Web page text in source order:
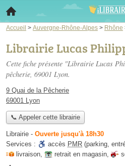
Accueil > Auvergne-Rhône-Alpes > Rhône
Librairie Lucas
Cette fiche présente "Librairie Lucas
pêcherie, 69001 Lyon.
9 Quai de la Pêcherie
69001 Lyon
📞 Appeler cette librairie
Librairie - Ouverte jusqu'à 18h30
Services :
accès PMR (parking,
livraison, retrait en magasin,